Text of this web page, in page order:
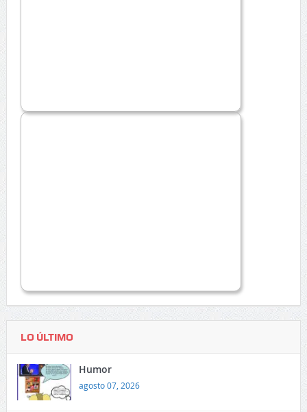
LO ÚLTIMO
Humor
agosto 07, 2026